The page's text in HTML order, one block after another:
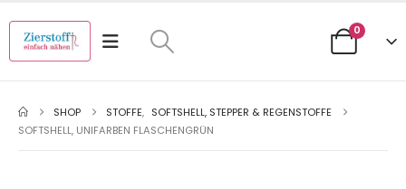
0
SHOP STOFFE, SOFTSHELL, STEPPER & REGENSTOFFE
SOFTSHELL, UNIFARBEN FLASCHENGRÜN